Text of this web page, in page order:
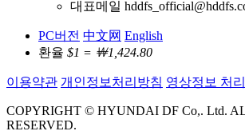
대표메일
PC버전 中文网 English
환율 $1 = ￦1,424.80
이용약관 개인정보처리방침 영상정보 처
COPYRIGHT © HYUNDAI DF Co,. Ltd.
RESERVED.